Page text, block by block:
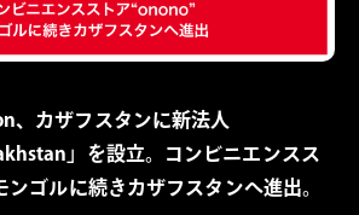
、カザフスタンに新法人
」を設立。コンビニエンスス
ンゴルに続きカザフスタンへ進出。